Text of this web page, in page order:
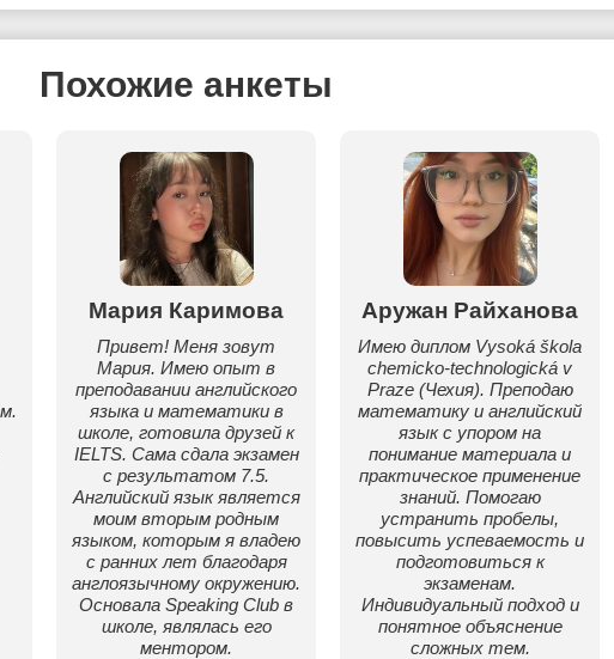
Похожие анкеты
Мария Каримова
Привет! Меня зовут
Мария. Имею опыт в
преподавании английского
языка и математики в
школе, готовила друзей к
IELTS. Сама сдала экзамен
с результатом 7.5.
Английский язык является
моим вторым родным
языком, которым я владею
с ранних лет благодаря
англоязычному окружению.
Основала Speaking Club в
школе, являлась его
ментором.
Аружан Райханова
Имею диплом Vysoká škola
chemicko-technologická v
Praze (Чехия). Преподаю
математику и английский
язык с упором на
понимание материала и
практическое применение
знаний. Помогаю
устранить пробелы,
повысить успеваемость и
подготовиться к
экзаменам.
Индивидуальный подход и
понятное объяснение
сложных тем.